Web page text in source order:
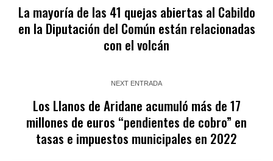
La mayoría de las 41 quejas abiertas al Cabildo
en la Diputación del Común están relacionadas
con el volcán
NEXT ENTRADA
Los Llanos de Aridane acumuló más de 17
millones de euros “pendientes de cobro” en
tasas e impuestos municipales en 2022